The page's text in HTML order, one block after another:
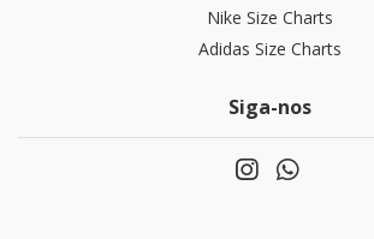
Nike Size Charts
Adidas Size Charts
Siga-nos